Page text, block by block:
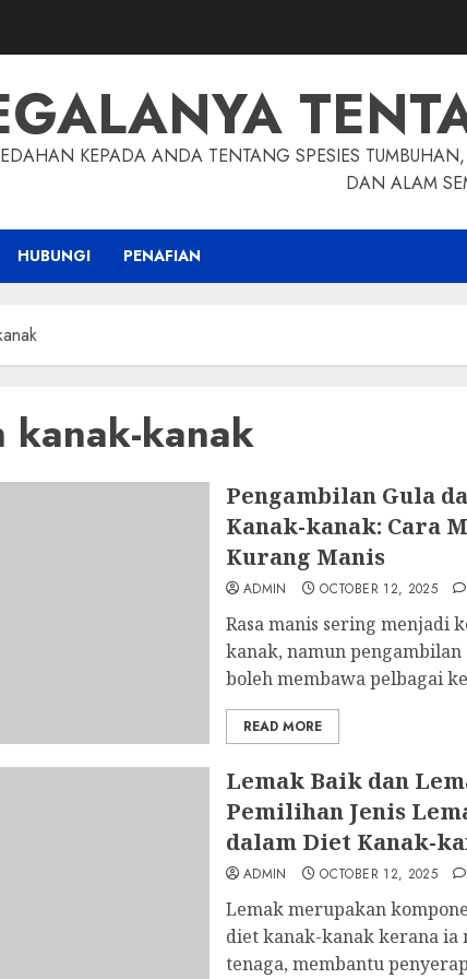
KEPADA ANDA TENTANG SPESIES
DAN ALAM
HUBUNGI PENAFIAN
kanak-kanak
Pengambilan Gula
Kanak-kanak: Cara
Kurang Manis
ADMIN OCTOBER 12, 2025
Rasa manis sering menjadi
kanak, namun
boleh membawa pelbagai
READ MORE
Lemak Baik dan
Pemilihan Jenis
dalam Diet Kanak-
ADMIN OCTOBER 12, 2025
Lemak merupakan
diet kanak-kanak kerana ia
tenaga, membantu